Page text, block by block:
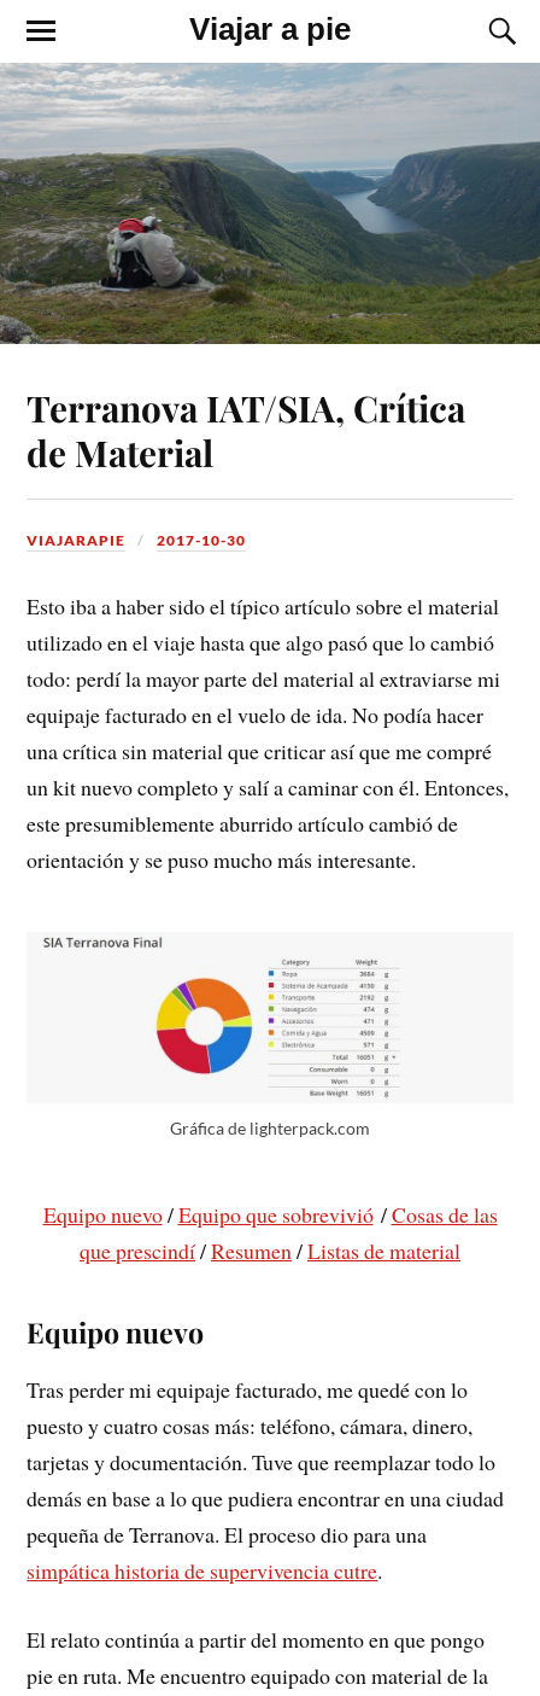
Viajar a pie
Terranova IAT/SIA, Crítica
de Material
VIAJARAPIE 2017-10-30
Esto iba a haber sido el típico artículo sobre el material
utilizado en el viaje hasta que algo pasó que lo cambió
todo: perdí la mayor parte del material al extraviarse mi
equipaje facturado en el vuelo de ida. No podía hacer
una crítica sin material que criticar así que me compré
un kit nuevo completo y salí a caminar con él. Entonces,
este presumiblemente aburrido artículo cambió de
orientación y se puso mucho más interesante.
Gráfica de lighterpack.com
Equipo nuevo/Equipo que sobrevivió/Cosas de las
que prescindí/Resumen/Listas de material
Equipo nuevo
Tras perder mi equipaje facturado, me quedé con lo
puesto y cuatro cosas más: teléfono, cámara, dinero,
tarjetas y documentación. Tuve que reemplazar todo lo
demás en base a lo que pudiera encontrar en una ciudad
pequeña de Terranova. El proceso dio para una
simpática historia de supervivencia cutre.
El relato continúa a partir del momento en que pongo
pie en ruta. Me encuentro equipado con material de la